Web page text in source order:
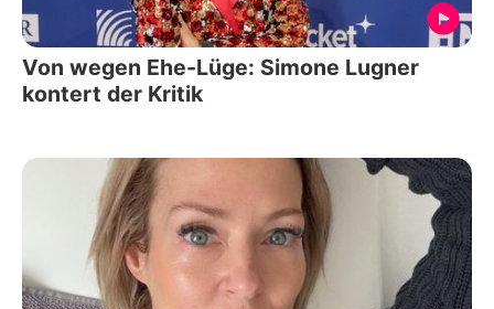
Von wegen Ehe-Lüge: Simone Lugner
kontert der Kritik